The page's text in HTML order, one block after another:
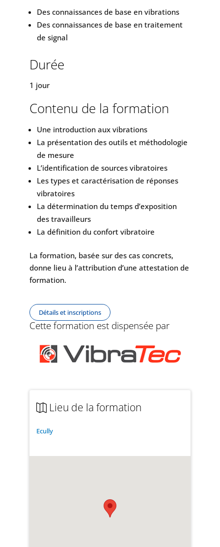
Des connaissances de base en vibrations
Des connaissances de base en traitement
de signal
Durée
1 jour
Contenu de la formation
Une introduction aux vibrations
La présentation des outils et méthodologie
de mesure
L’identification de sources vibratoires
Les types et caractérisation de réponses
vibratoires
La détermination du temps d’exposition
des travailleurs
La définition du confort vibratoire
La formation, basée sur des cas concrets,
donne lieu à l’attribution d’une attestation de
formation.
Détails et inscriptions
Cette formation est dispensée par
Lieu de la formation
Ecully